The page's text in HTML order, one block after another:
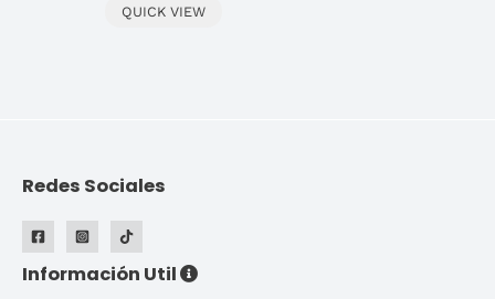
QUICK VIEW
Redes Sociales
Información Util